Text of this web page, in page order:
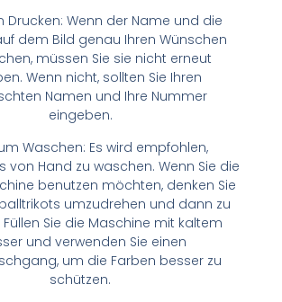
Drucken: Wenn der Name und die
dem Bild genau Ihren Wünschen
müssen Sie sie nicht erneut
Wenn nicht, sollten Sie Ihren
Namen und Ihre Nummer
eingeben.
Waschen: Es wird empfohlen,
von Hand zu waschen. Wenn Sie die
benutzen möchten, denken Sie
umzudrehen und dann zu
Sie die Maschine mit kaltem
und verwenden Sie einen
um die Farben besser zu
schützen.